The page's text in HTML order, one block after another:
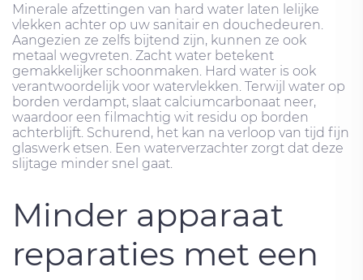
Minerale afzettingen van hard water laten lelijke
vlekken achter op uw sanitair en douchedeuren.
Aangezien ze zelfs bijtend zijn, kunnen ze ook
metaal wegvreten. Zacht water betekent
gemakkelijker schoonmaken. Hard water is ook
verantwoordelijk voor watervlekken. Terwijl water op
borden verdampt, slaat calciumcarbonaat neer,
waardoor een filmachtig wit residu op borden
achterblijft. Schurend, het kan na verloop van tijd fijn
glaswerk etsen. Een waterverzachter zorgt dat deze
slijtage minder snel gaat.
Minder apparaat
reparaties met een